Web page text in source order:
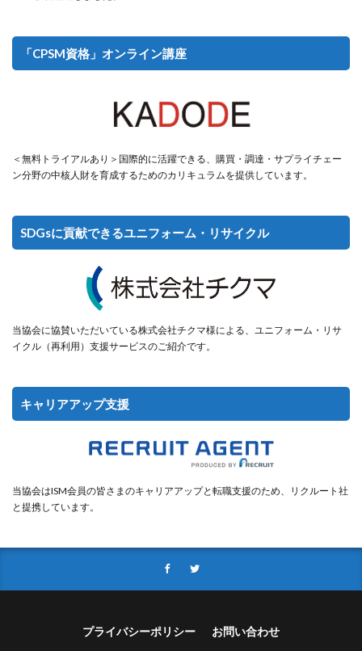
「CPSM資格」オンライン講座
＜無料トライアルあり＞国際的に活躍できる、購買・調達・サプライチェー
ン分野の中核人財を育成するためのカリキュラムを提供しています。
SDGsに貢献できるユニフォーム・リサイクル
当協会に協賛いただいている株式会社チクマ様による、ユニフォーム・リサ
イクル（再利用）支援サービスのご紹介です。
キャリアアップ支援
当協会はISM会員の皆さまのキャリアアップと転職支援のため、リクルート社
と提携しています。
プライバシーポリシー お問い合わせ